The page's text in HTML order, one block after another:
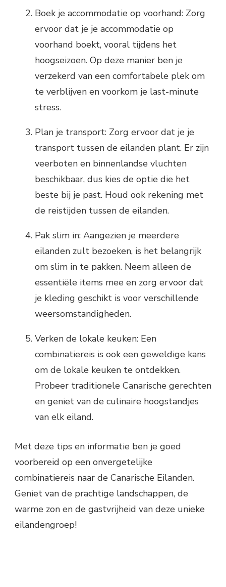
Boek je accommodatie op voorhand: Zorg
ervoor dat je je accommodatie op
voorhand boekt, vooral tijdens het
hoogseizoen. Op deze manier ben je
verzekerd van een comfortabele plek om
te verblijven en voorkom je last-minute
stress.
Plan je transport: Zorg ervoor dat je je
transport tussen de eilanden plant. Er zijn
veerboten en binnenlandse vluchten
beschikbaar, dus kies de optie die het
beste bij je past. Houd ook rekening met
de reistijden tussen de eilanden.
Pak slim in: Aangezien je meerdere
eilanden zult bezoeken, is het belangrijk
om slim in te pakken. Neem alleen de
essentiële items mee en zorg ervoor dat
je kleding geschikt is voor verschillende
weersomstandigheden.
Verken de lokale keuken: Een
combinatiereis is ook een geweldige kans
om de lokale keuken te ontdekken.
Probeer traditionele Canarische gerechten
en geniet van de culinaire hoogstandjes
van elk eiland.
Met deze tips en informatie ben je goed
voorbereid op een onvergetelijke
combinatiereis naar de Canarische Eilanden.
Geniet van de prachtige landschappen, de
warme zon en de gastvrijheid van deze unieke
eilandengroep!